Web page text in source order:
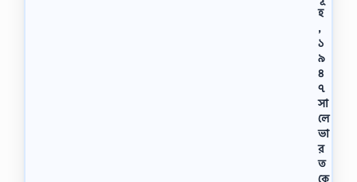
হ
,
১
৯
৪
৭
সা
লে
ভা
র
ত
কে